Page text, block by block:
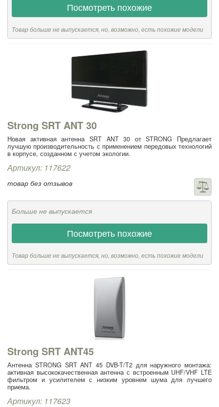
Посмотреть похожие
Товар больше не выпускается, но, возможно, есть похожие модели
Strong SRT ANT 30
Новая активная антенна SRT ANT 30 от STRONG Предлагает
лучшую производительность с применением передовых технологий
в корпусе, созданном с учетом экологии.
Артикул: 117622
товар без отзывов
Больше не выпускается
Посмотреть похожие
Товар больше не выпускается, но, возможно, есть похожие модели
Strong SRT ANT45
Антенна STRONG SRT ANT 45 DVB-T/T2 для наружного монтажа:
активная высококачественная антенна с встроенным UHF/VHF LTE
фильтром и усилителем с низким уровнем шума для лучшего
приема.
Артикул: 117623